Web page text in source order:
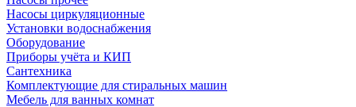
Насосы циркуляционные
Установки водоснабжения
Оборудование
Приборы учёта и КИП
Сантехника
Комплектующие для стиральных машин
Мебель для ванных комнат